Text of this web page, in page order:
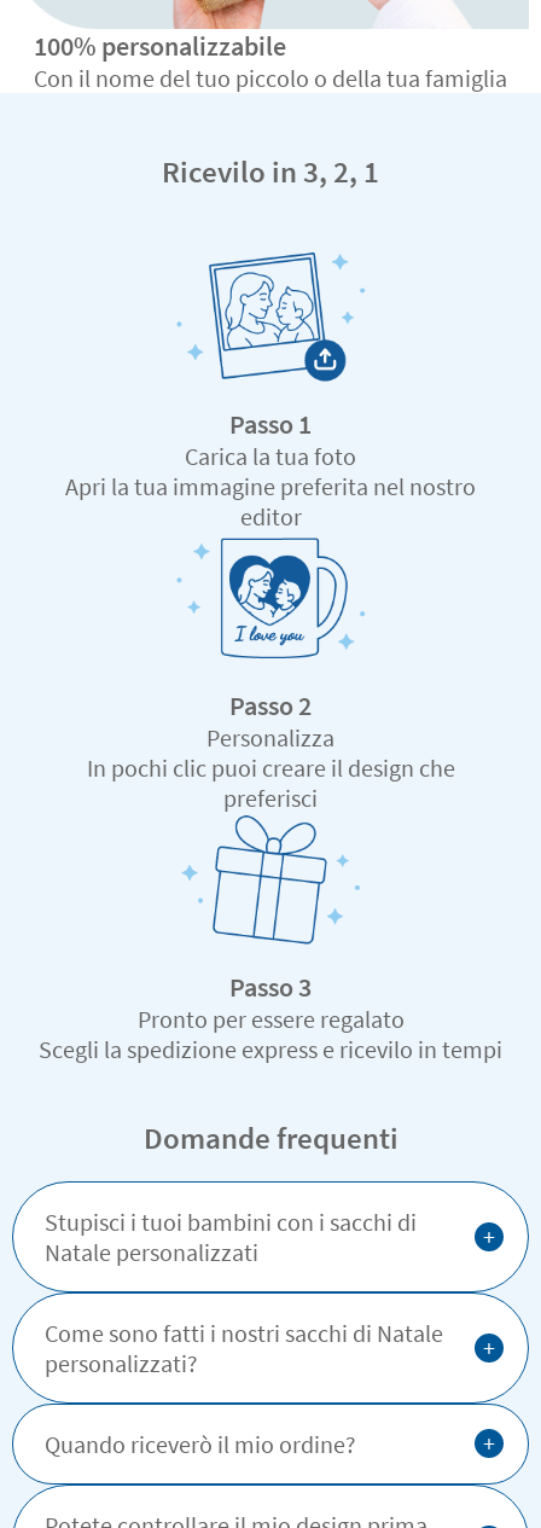
100% personalizzabile
Con il nome del tuo piccolo o della tua famiglia
Ricevilo in 3, 2, 1
Passo 1
Carica la tua foto
Apri la tua immagine preferita nel nostro
editor
Passo 2
Personalizza
In pochi clic puoi creare il design che
preferisci
Passo 3
Pronto per essere regalato
Scegli la spedizione express e ricevilo in tempi
Domande frequenti
Stupisci i tuoi bambini con i sacchi di
Natale personalizzati
+
Come sono fatti i nostri sacchi di Natale
personalizzati?
+
Quando riceverò il mio ordine? +